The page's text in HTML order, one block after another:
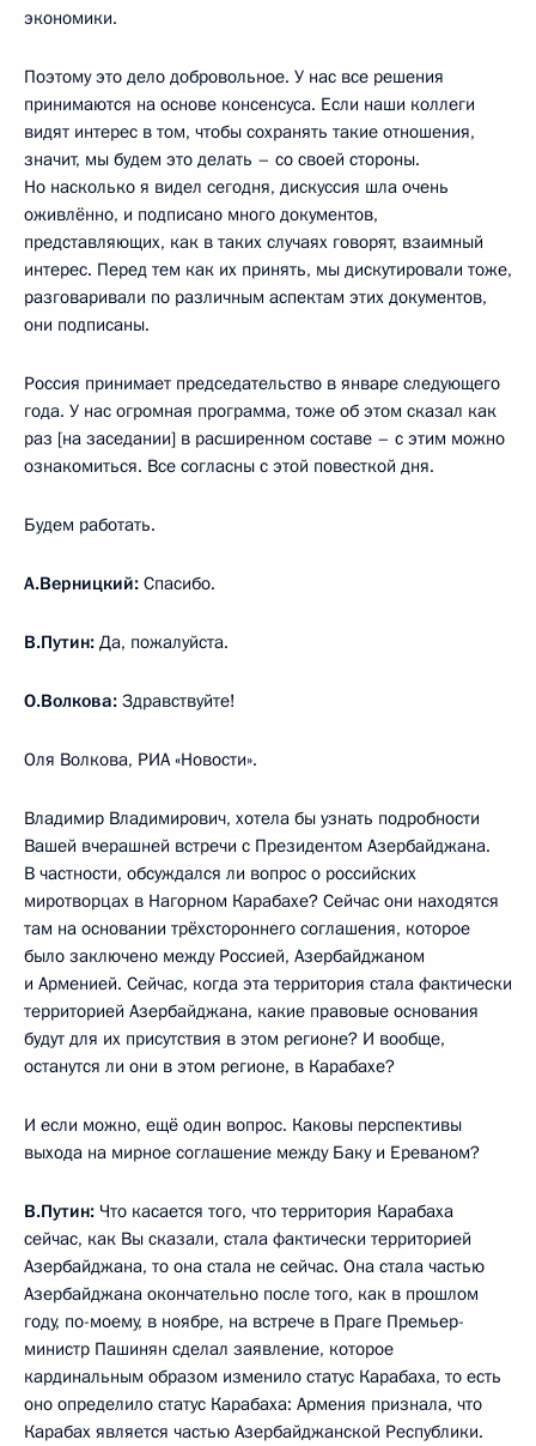
экономики.
Поэтому это дело добровольное. У нас все решения
принимаются на основе консенсуса. Если наши коллеги
видят интерес в том, чтобы сохранять такие отношения,
значит, мы будем это делать – со своей стороны.
Но насколько я видел сегодня, дискуссия шла очень
оживлённо, и подписано много документов,
представляющих, как в таких случаях говорят, взаимный
интерес. Перед тем как их принять, мы дискутировали тоже,
разговаривали по различным аспектам этих документов,
они подписаны.
Россия принимает председательство в январе следующего
года. У нас огромная программа, тоже об этом сказал как
раз [на заседании] в расширенном составе – с этим можно
ознакомиться. Все согласны с этой повесткой дня.
Будем работать.
А.Верницкий: Спасибо.
В.Путин: Да, пожалуйста.
О.Волкова: Здравствуйте!
Оля Волкова, РИА «Новости».
Владимир Владимирович, хотела бы узнать подробности
Вашей вчерашней встречи с Президентом Азербайджана.
В частности, обсуждался ли вопрос о российских
миротворцах в Нагорном Карабахе? Сейчас они находятся
там на основании трёхстороннего соглашения, которое
было заключено между Россией, Азербайджаном
и Арменией. Сейчас, когда эта территория стала фактически
территорией Азербайджана, какие правовые основания
будут для их присутствия в этом регионе? И вообще,
останутся ли они в этом регионе, в Карабахе?
И если можно, ещё один вопрос. Каковы перспективы
выхода на мирное соглашение между Баку и Ереваном?
В.Путин: Что касается того, что территория Карабаха
сейчас, как Вы сказали, стала фактически территорией
Азербайджана, то она стала не сейчас. Она стала частью
Азербайджана окончательно после того, как в прошлом
году, по-моему, в ноябре, на встрече в Праге Премьер-
министр Пашинян сделал заявление, которое
кардинальным образом изменило статус Карабаха, то есть
оно определило статус Карабаха: Армения признала, что
Карабах является частью Азербайджанской Республики.